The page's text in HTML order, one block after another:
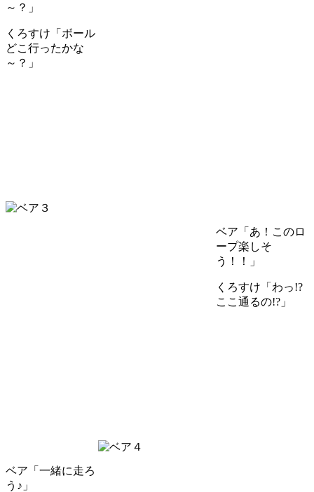
～？」
くろすけ「ボール
どこ行ったかな
～？」
ベア「あ！このロ
ープ楽しそ
う！！」
くろすけ「わっ!?
ここ通るの!?」
ベア「一緒に走ろ
う♪」